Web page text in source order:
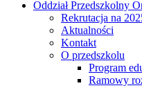
Oddział Przedszkolny
Rekrutacja na
Aktualności
Kontakt
O przedszkolu
Program
Ramowy